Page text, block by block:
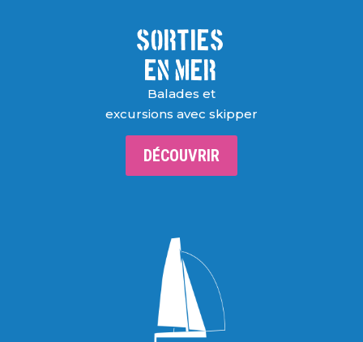
SORTIES
EN MER
Balades et
excursions avec skipper
DÉCOUVRIR